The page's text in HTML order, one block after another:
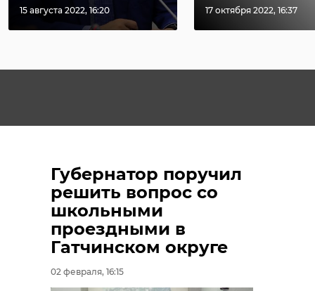
15 августа 2022, 16:20 17 октября 2022, 16:37
Губернатор поручил
решить вопрос со
школьными
проездными в
Гатчинском округе
02 февраля, 16:15